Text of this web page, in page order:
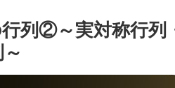
行列②～実対称行